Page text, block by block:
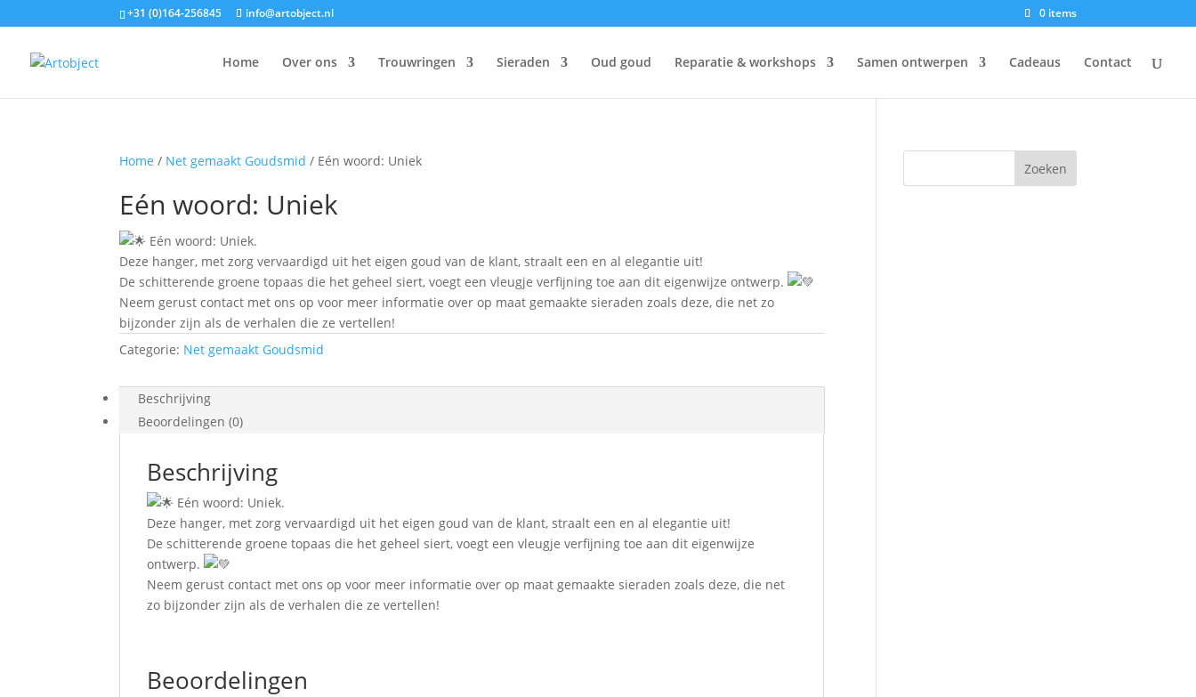
+31 (0)164-256845 info@artobject.nl 0 items
Home Over ons Trouwringen Sieraden Oud goud Reparatie & workshops Samen ontwerpen Cadeaus Contact
Home / Net gemaakt Goudsmid / Eén woord: Uniek
Eén woord: Uniek
Eén woord: Uniek.
Deze hanger, met zorg vervaardigd uit het eigen goud van de klant, straalt een en al elegantie uit!
De schitterende groene topaas die het geheel siert, voegt een vleugje verfijning toe aan dit eigenwijze ontwerp.
Neem gerust contact met ons op voor meer informatie over op maat gemaakte sieraden zoals deze, die net zo
bijzonder zijn als de verhalen die ze vertellen!
Categorie: Net gemaakt Goudsmid
Beschrijving
Beoordelingen (0)
Beschrijving
Eén woord: Uniek.
Deze hanger, met zorg vervaardigd uit het eigen goud van de klant, straalt een en al elegantie uit!
De schitterende groene topaas die het geheel siert, voegt een vleugje verfijning toe aan dit eigenwijze
ontwerp.
Neem gerust contact met ons op voor meer informatie over op maat gemaakte sieraden zoals deze, die net
zo bijzonder zijn als de verhalen die ze vertellen!
Beoordelingen